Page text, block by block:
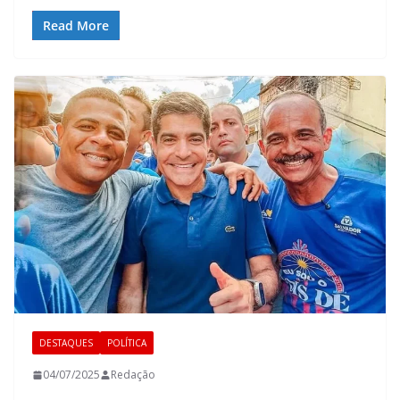
Read More
DESTAQUES POLÍTICA
04/07/2025 Redação